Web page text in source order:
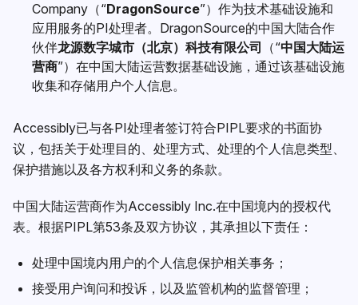
Company（“DragonSource”）作为技术基础设施和
应用服务的PI处理者。DragonSource的中国大陆合作
伙伴龙源数字城市（北京）科技有限公司 （“中国大陆运
营商”）在中国大陆运营数据基础设施，通过该基础设施
收集和存储用户个人信息。
Accessibly已与各PI处理者签订符合PIPL要求的书面协
议，包括关于处理目的、处理方式、处理的个人信息类型、
保护措施以及各方权利和义务的条款。
中国大陆运营商作为Accessibly Inc.在中国境内的授权代
表。根据PIPL第53条及双方协议，其承担以下责任：
处理中国境内用户的个人信息保护相关事务；
接受用户询问和投诉，以及监管机构的监督管理；